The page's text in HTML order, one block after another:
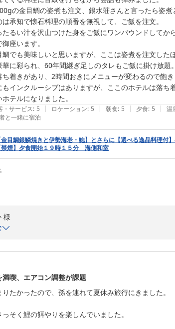
取銀水荘
の金目鯛の姿煮も注文、銀水荘さんと言ったら姿煮
承知で懐石料理の順番を無視して、ご飯を注文。
るい汁を沢山つけた身をご飯にワンバウンドしてか
座います。
でも美味しいと思いますが、ここは姿煮を注文した
に彩られ、60年間継ぎ足しのタレもご飯に掛け放題
着きがあり、2時間おきにメニューが変わるので飽き
インクルーシブはありますが、ここのホテルは落ち
・サービス: 5 | ロケーション: 5 | 朝食: 5 | 夕食: 5 | 温
と一緒に宿泊
金目鯛銀鱗焼きと伊勢海老・鮑】とさらに【選べる逸品料理付
煙】夕食開始１９時１５分 海側和室
様
様への感謝のお気持ちを込めた大切なご旅行に当館
囲む会席料理のお時間をゆっくりとお楽しみいただ
て会話が弾み、思い出に残るひとときをお過ごしい
がれてきた味わいを存分にご堪能いただけたご様子が
喫、エアコン調整が課題
たかったので、孫を連れて夏休み旅行にきました。
そく鯉の餌やりを楽しんでいました。